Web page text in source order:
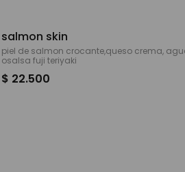
salmon skin
piel de salmon crocante,queso crema,
osalsa fuji teriyaki
$ 22.500